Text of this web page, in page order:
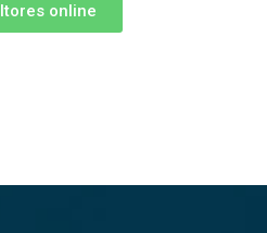
online